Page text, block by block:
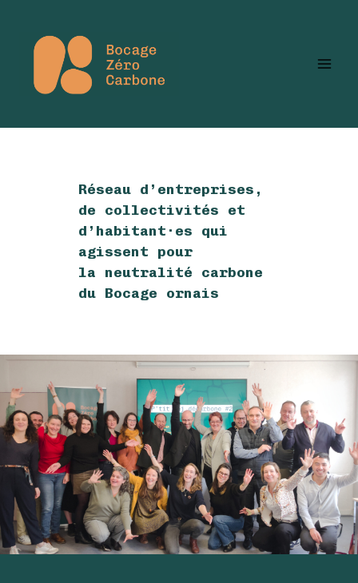
contenu
Réseau d’entreprises,
de collectivités et
d’habitant·es qui
agissent pour
la neutralité carbone
du Bocage ornais